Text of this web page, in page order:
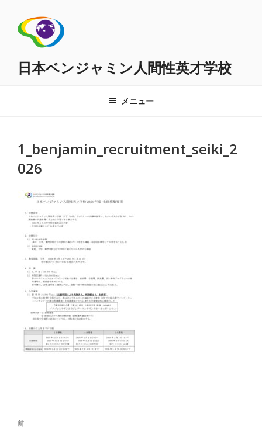
日本ベンジャミン人間性英才学校
メニュー
1_benjamin_recruitment_seiki_2
026
投
前
前